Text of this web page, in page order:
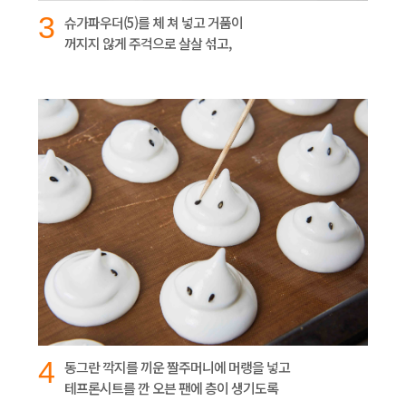
3 슈가파우더(5)를 체 쳐 넣고 거품이
꺼지지 않게 주걱으로 살살 섞고,
4 동그란 깍지를 끼운 짤주머니에 머랭을 넣고
테프론시트를 깐 오븐 팬에 층이 생기도록